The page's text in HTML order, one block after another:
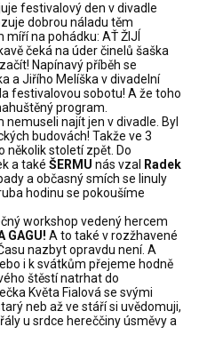
festivalový den v divadle
dobrou náladu těm
na pohádku: AŤ ŽIJÍ
čeká na úder činelů šaška
Napínavý příběh se
a Jiřího Melíška v divadelní
festivalovou sobotu! A že toho
program.
najít jen v divadle. Byl
budovách! Takže ve 3
několik století zpět. Do
a také ŠERMU nás vzal
Radek
a občasný smích se linuly
hodinu se pokoušíme
workshop vedený hercem
GAGU! A to také v rozžhavené
nazbyt opravdu není. A
i k svátkům přejeme hodně
štěstí natrhat do
Květa Fialová se svými
neb až ve stáří si uvědomuji,
u srdce hereččiny úsměvy a